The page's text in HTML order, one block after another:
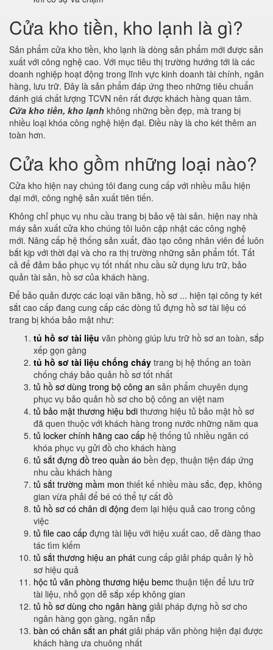
Cửa kho tiền, kho lạnh là gì?
Sản phẩm cửa kho tiền, kho lạnh là dòng sản phẩm mới được sản
xuất với công nghệ cao. Với mục tiêu thị trường hướng tới là các
doanh nghiệp hoạt động trong lĩnh vực kinh doanh tài chính, ngân
hàng, lưu trữ. Đây là sản phẩm đáp ứng theo những tiêu chuẩn
đánh giá chất lượng TCVN nên rất được khách hàng quan tâm.
Cửa kho tiền, kho lạnh không những bền đẹp, mà trang bị
nhiều loại khóa công nghệ hiện đại. Điều này là cho két thêm an
toàn hơn.
Cửa kho gồm những loại nào?
Cửa kho hiện nay chúng tôi đang cung cấp với nhiều mẫu hiện
đại mới, công nghệ sản xuất tiên tiến.
Không chỉ phục vụ nhu cầu trang bị bảo vệ tài sản. hiện nay nhà
máy sản xuất cửa kho chúng tôi luôn cập nhật các công nghệ
mới. Nâng cấp hệ thống sản xuất, đào tạo công nhân viên để luôn
bắt kịp với thời đại và cho ra thị trường những sản phẩm tốt. Tất
cả để đảm bảo phục vụ tốt nhất nhu cầu sử dụng lưu trữ, bảo
quản tài sản, hồ sơ của khách hàng.
Để bảo quản được các loại văn bằng, hồ sơ ... hiện tại công ty két
sắt cao cấp đang cung cấp các dòng tủ đựng hồ sơ tài liệu có
trang bị khóa bảo mật như:
tủ hồ sơ tài liệu văn phòng giúp lưu trữ hồ sơ an toàn, sắp
xếp gọn gàng
tủ hồ sơ tài liệu chống cháy trang bị hệ thống an toàn
chống cháy bảo quản hồ sơ tốt nhất
tủ hồ sơ dùng trong bộ công an sản phẩm chuyên dụng
phục vụ bảo quản hồ sơ cho bộ công an việt nam
tủ bảo mật thương hiệu bdi thương hiệu tủ bảo mật hồ sơ
đã quen thuộc với khách hàng trong nước những năm qua
tủ locker chính hãng cao cấp hệ thống tủ nhiều ngăn có
khóa phục vụ gửi đồ cho khách hàng
tủ sắt đựng đồ treo quần áo bền đẹp, thuận tiện đáp ứng
nhu cầu khách hàng
tủ sắt trường mầm mon thiết kế nhiều màu sắc, đẹp, không
gian vừa phải để bé có thể tự cất đồ
tủ hồ sơ có chân di động đem lại hiệu quả cao trong công
việc
tủ file cao cấp đựng tài liệu với hiệu xuất cao, dễ dàng thao
tác tìm kiếm
tủ sắt thương hiệu an phát cung cấp giải pháp quản lý hồ
sơ hiệu quả
hộc tủ văn phòng thương hiệu bemc thuận tiện để lưu trữ
tài liệu, nhỏ gọn dễ sắp xếp không gian
tủ hồ sơ dùng cho ngân hàng giải pháp đựng hồ sơ cho
ngân hàng gọn gàng, ngăn nắp
bàn có chân sắt an phát giải pháp văn phòng hiện đại được
khách hàng ưa chuông nhất